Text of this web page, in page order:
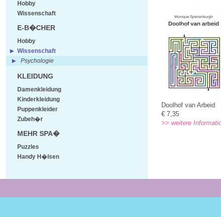
Doolhof van Arbeid
€ 7,35
>> weitere
Hobby
Wissenschaft
E-B�CHER
Hobby
Wissenschaft
Psychologie
KLEIDUNG
Damenkleidung
Kinderkleidung
Puppenkleider
Zubeh�r
MEHR SPA�
Puzzles
Handy H�lsen